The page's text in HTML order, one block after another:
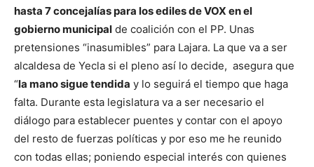
hasta 7 concejalías para los ediles de VOX en el
gobierno municipal de coalición con el PP. Unas
pretensiones “inasumibles” para Lajara. La que va a ser
alcaldesa de Yecla si el pleno así lo decide, asegura que
“la mano sigue tendida y lo seguirá el tiempo que haga
falta. Durante esta legislatura va a ser necesario el
diálogo para establecer puentes y contar con el apoyo
del resto de fuerzas políticas y por eso me he reunido
con todas ellas; poniendo especial interés con quienes